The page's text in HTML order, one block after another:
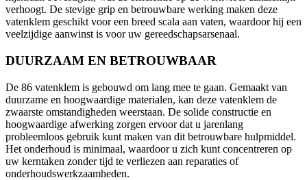
verhoogt. De stevige grip en betrouwbare werking maken deze
vatenklem geschikt voor een breed scala aan vaten, waardoor hij een
veelzijdige aanwinst is voor uw gereedschapsarsenaal.
DUURZAAM EN BETROUWBAAR
De 86 vatenklem is gebouwd om lang mee te gaan. Gemaakt van
duurzame en hoogwaardige materialen, kan deze vatenklem de
zwaarste omstandigheden weerstaan. De solide constructie en
hoogwaardige afwerking zorgen ervoor dat u jarenlang
probleemloos gebruik kunt maken van dit betrouwbare hulpmiddel.
Het onderhoud is minimaal, waardoor u zich kunt concentreren op
uw kerntaken zonder tijd te verliezen aan reparaties of
onderhoudswerkzaamheden.